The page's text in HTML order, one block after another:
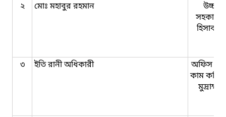
২ মোঃ মহাবুর রহমান
সহকারী
৩ ইতি রানী অধিকারী
অফিস
কাম